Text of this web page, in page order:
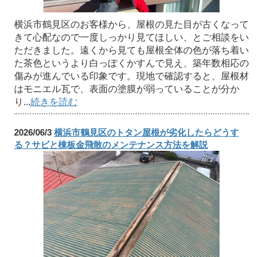
横浜市鶴見区のお客様から、屋根の見た目が古くなって
きて心配なので一度しっかり見てほしい、とご相談をい
ただきました。遠くから見ても屋根全体の色が落ち着い
た茶色というより白っぽくかすんで見え、築年数相応の
傷みが進んでいる印象です。現地で確認すると、屋根材
はモニエル瓦で、表面の塗膜が弱っていることが分か
り...続きを読む
2026/06/3 横浜市鶴見区のトタン屋根が劣化したらどうす
る？サビと棟板金飛散のメンテナンス方法を解説